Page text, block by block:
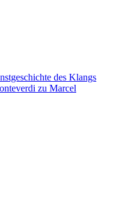
des Klangs
zu Marcel